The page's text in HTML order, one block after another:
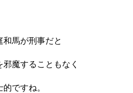
馬が刑事だと
魔することもなく
ですね。